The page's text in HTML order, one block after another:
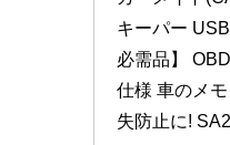
キーパー
必需品】
仕様 車のメ
失防止に!